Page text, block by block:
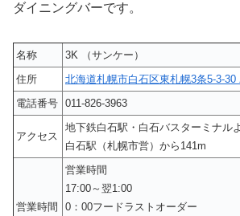
ダイニングバーです。
名称
3K （サンケー）
住所
北海道札幌市白石区東札幌3条5-3-
電話番号 011-826-3963
アクセス
地下鉄白石駅・白石バスターミナル
白石駅（札幌市営）から141m
営業時間
営業時間
17:00～翌1:00
0：00フードラストオーダー